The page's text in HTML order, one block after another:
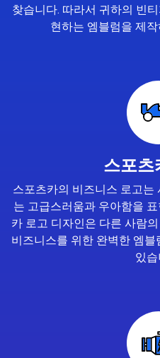
찾습니다. 따라서 귀하의 빈
현하는 엠블럼을 제
스포츠
스포츠카의 비즈니스 로고는
는 고급스러움과 우아함을
카 로고 디자인은 다른 사람
비즈니스를 위한 완벽한 엠
있습